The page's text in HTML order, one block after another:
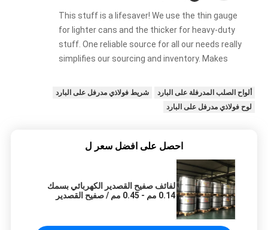
This stuff is a lifesaver! We use the thin gauge
for lighter cans and the thicker for heavy-duty
stuff. One reliable source for all our needs really
simplifies our sourcing and inventory. Makes
ألواح الصلب المدرفلة على البارد
شريط فولاذي مدرفل على البارد
لوح فولاذي مدرفل على البارد
احصل على افضل سعر ل
لفائف صفيح القصدير الكهربائي بسمك
0.14 مم - 0.45 مم / صفيح القصدير